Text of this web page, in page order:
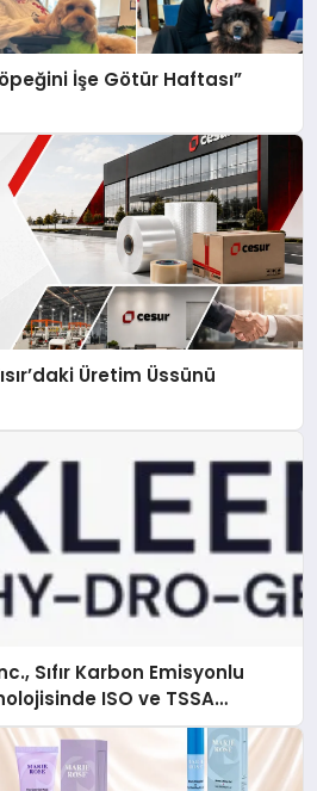
İşe Götür Haftası”
Üretim Üssünü
Sıfır Karbon Emisyonlu
ISO ve TSSA
Aldı